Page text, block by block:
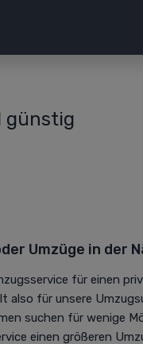
günstig
Umzüge in der
für einen
also für unsere
suchen für wenige
einen größeren